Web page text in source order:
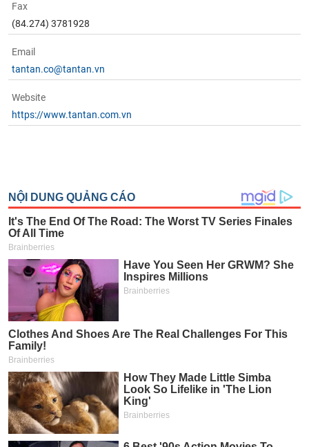
Fax
(84.274) 3781928
Email
tantan.co@tantan.vn
Website
https://www.tantan.com.vn
Báo
cáo
phân
tích
(-)
Thuật
ngữ
(-)
Đào
tạo
Sách
tài
chính
Công
cụ
đầu